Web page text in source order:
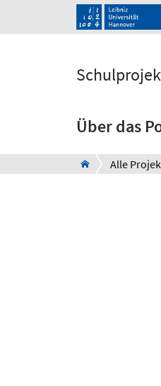
Über das
Alle